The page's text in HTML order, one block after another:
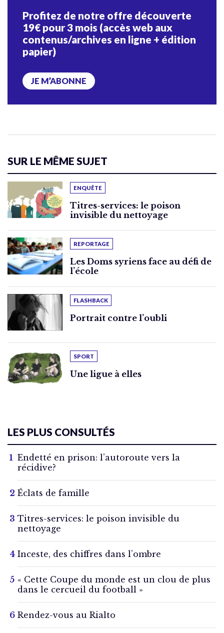
Profitez de notre offre découverte
19€ pour 3 mois (accès web aux
contenus/archives en ligne + édition
papier)
JE M’ABONNE
SUR LE MÊME SUJET
ENQUÊTE
Titres-services: le poison
invisible du nettoyage
REPORTAGE
Les Doms syriens face au défi de
l’école
FLASHBACK
Portrait contre l’oubli
SPORT
Une ligue à elles
LES PLUS CONSULTÉS
Endetté en prison: l’autoroute vers la
récidive?
Éclats de famille
Titres-services: le poison invisible du
nettoyage
Inceste, des chiffres dans l’ombre
« Cette Coupe du monde est un clou de plus
dans le cercueil du football »
Rendez-vous au Rialto